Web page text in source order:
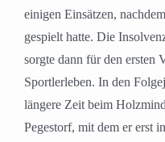
einigen Einsätzen,
gespielt hatte. Die
sorgte dann für den ersten
Sportlerleben. In den
längere Zeit beim
Pegestorf, mit dem er erst